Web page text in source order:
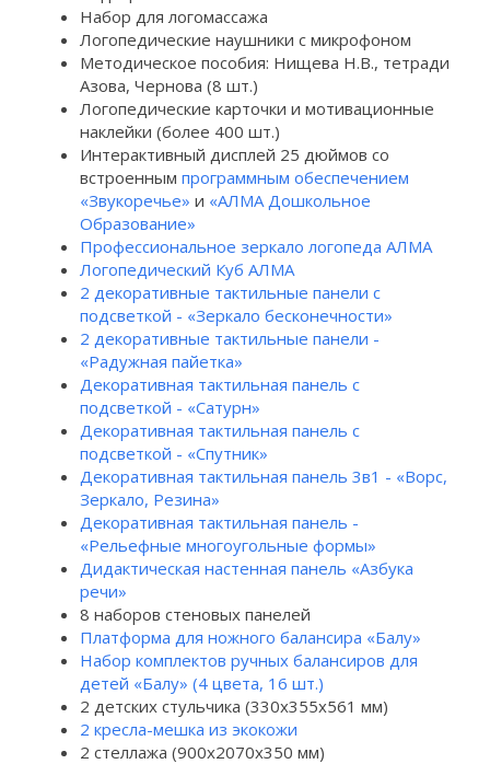
Набор для логомассажа
Логопедические наушники с микрофоном
Методическое пособия: Нищева Н.В., тетради
Азова, Чернова (8 шт.)
Логопедические карточки и мотивационные
наклейки (более 400 шт.)
Интерактивный дисплей 25 дюймов со
встроенным программным обеспечением
«Звукоречье» и «АЛМА Дошкольное
Образование»
Профессиональное зеркало логопеда АЛМА
Логопедический Куб АЛМА
2 декоративные тактильные панели с
подсветкой - «Зеркало бесконечности»
2 декоративные тактильные панели -
«Радужная пайетка»
Декоративная тактильная панель с
подсветкой - «Сатурн»
Декоративная тактильная панель с
подсветкой - «Спутник»
Декоративная тактильная панель 3в1 - «Ворс,
Зеркало, Резина»
Декоративная тактильная панель -
«Рельефные многоугольные формы»
Дидактическая настенная панель «Азбука
речи»
8 наборов стеновых панелей
Платформа для ножного балансира «Балу»
Набор комплектов ручных балансиров для
детей «Балу» (4 цвета, 16 шт.)
2 детских стульчика (330х355х561 мм)
2 кресла-мешка из экокожи
2 стеллажа (900х2070х350 мм)